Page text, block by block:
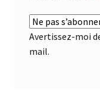
Avertissez-moi
mail.